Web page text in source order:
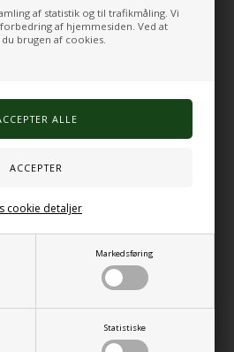
af statistik og til trafikmåling. Vi
af hjemmesiden. Ved at
brugen af cookies.
Markedsføring
Statistiske
cookie detaljer
360 grader
produkter